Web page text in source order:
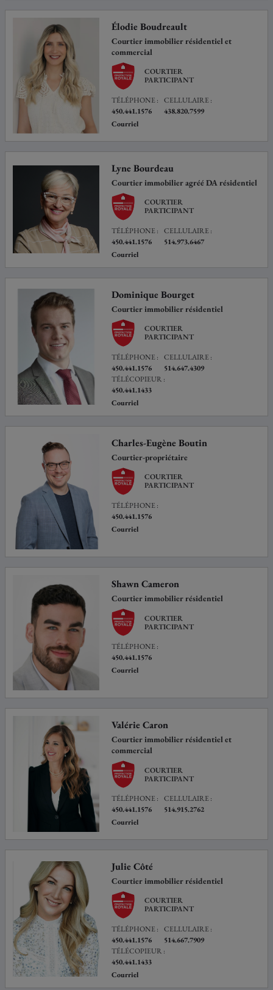
Élodie Boudreault
Courtier immobilier résidentiel et
commercial
COURTIER
PARTICIPANT
TÉLÉPHONE :
450.441.1576
CELLULAIRE :
438.820.7599
Courriel
Lyne Bourdeau
Courtier immobilier agréé DA résidentiel
COURTIER
PARTICIPANT
TÉLÉPHONE :
450.441.1576
CELLULAIRE :
514.973.6467
Courriel
Dominique Bourget
Courtier immobilier résidentiel
COURTIER
PARTICIPANT
TÉLÉPHONE :
450.441.1576
CELLULAIRE :
514.647.4309
TÉLÉCOPIEUR :
450.441.1433
Courriel
Charles-Eugène Boutin
Courtier-propriétaire
COURTIER
PARTICIPANT
TÉLÉPHONE :
450.441.1576
Courriel
Shawn Cameron
Courtier immobilier résidentiel
COURTIER
PARTICIPANT
TÉLÉPHONE :
450.441.1576
Courriel
Valérie Caron
Courtier immobilier résidentiel et
commercial
COURTIER
PARTICIPANT
TÉLÉPHONE :
450.441.1576
CELLULAIRE :
514.915.2762
Courriel
Julie Côté
Courtier immobilier résidentiel
COURTIER
PARTICIPANT
TÉLÉPHONE :
450.441.1576
CELLULAIRE :
514.667.7909
TÉLÉCOPIEUR :
450.441.1433
Courriel